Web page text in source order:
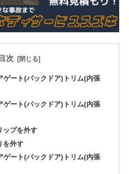
目次
ゲート(バックドア)トリム(内張
ゲート(バックドア)トリム(内張
ップを外す
を外す
ゲート(バックドア)トリム(内張